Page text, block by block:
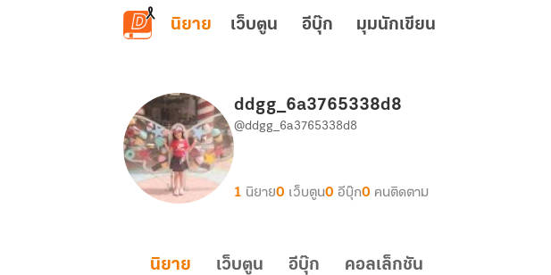
ข้ามไปยังเนื้อหาหลัก
นิยาย เว็บตูน อีบุ๊ก มุมนักเขียน
ddgg_6a3765338d8
@ddgg_6a3765338d8
1 นิยาย0 เว็บตูน0 อีบุ๊ก0 คนติดตาม
นิยาย เว็บตูน อีบุ๊ก คอลเล็กชัน